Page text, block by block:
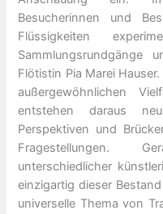
Besucherinnen und
Flüssigkeiten
Flötistin Pia Marei
außergewöhnlichen
entstehen daraus
Perspektiven und
Fragestellungen.
unterschiedlicher
einzigartig dieser
universelle Thema von